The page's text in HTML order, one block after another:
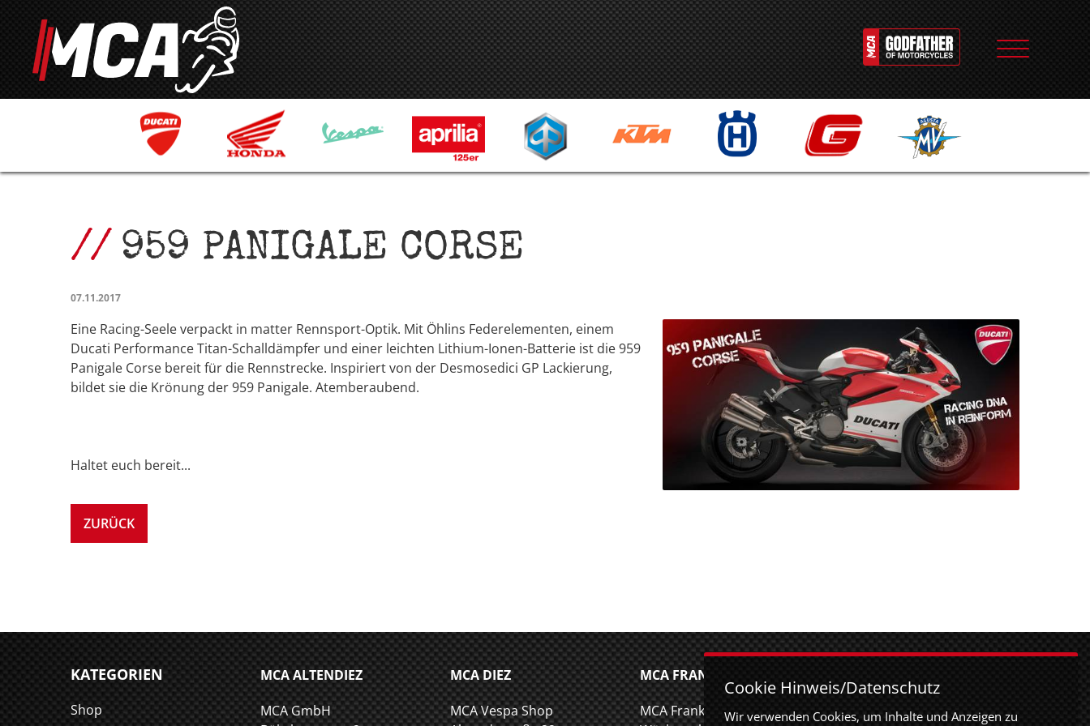
959 PANIGALE CORSE
07.11.2017
Eine Racing-Seele verpackt in matter Rennsport-Optik. Mit Öhlins Federelementen, einem
Ducati Performance Titan-Schalldämpfer und einer leichten Lithium-Ionen-Batterie ist die 959
Panigale Corse bereit für die Rennstrecke. Inspiriert von der Desmosedici GP Lackierung,
bildet sie die Krönung der 959 Panigale. Atemberaubend.
Haltet euch bereit...
ZURÜCK
KATEGORIEN
Shop
MCA ALTENDIEZ
MCA GmbH
MCA DIEZ
MCA Vespa Shop
MCA FRANKFURT
MCA Frankfurt GmbH
Cookie Hinweis/Datenschutz
Wir verwenden Cookies, um Inhalte und Anzeigen zu